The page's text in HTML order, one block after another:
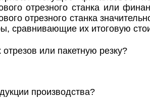
отрезного станка или
отрезного станка
сравнивающие их итоговую
или пакетную резку?
производства?